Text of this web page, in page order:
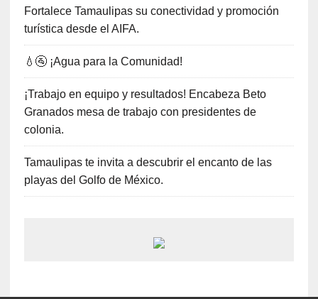
Fortalece Tamaulipas su conectividad y promoción
turística desde el AIFA.
💧🚰 ¡Agua para la Comunidad!
¡Trabajo en equipo y resultados! Encabeza Beto
Granados mesa de trabajo con presidentes de
colonia.
Tamaulipas te invita a descubrir el encanto de las
playas del Golfo de México.